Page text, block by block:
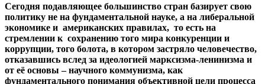
Сегодня подавляющее большинство стран базирует свою
политику не на фундаментальной науке, а на либеральной
экономике и американских правилах, то есть на
стремлении к сохранению того мира конкуренции и
коррупции, того болота, в котором застряло человечество,
отказавшись вслед за идеологией марксизма-ленинизма и
от её основы – научного коммунизма, как
фундаментального понимания объективной цели процесса